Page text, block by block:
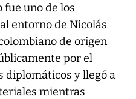
fue uno de los
entorno de Nicolás
de origen
por el
diplomáticos y llegó a
mientras